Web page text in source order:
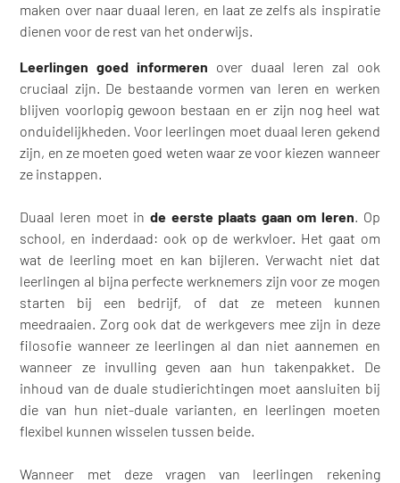
maken over naar duaal leren, en laat ze zelfs als inspiratie
dienen voor de rest van het onderwijs.
Leerlingen goed informeren over duaal leren zal ook
cruciaal zijn. De bestaande vormen van leren en werken
blijven voorlopig gewoon bestaan en er zijn nog heel wat
onduidelijkheden. Voor leerlingen moet duaal leren gekend
zijn, en ze moeten goed weten waar ze voor kiezen wanneer
ze instappen.
Duaal leren moet in de eerste plaats gaan om leren. Op
school, en inderdaad: ook op de werkvloer. Het gaat om
wat de leerling moet en kan bijleren. Verwacht niet dat
leerlingen al bijna perfecte werknemers zijn voor ze mogen
starten bij een bedrijf, of dat ze meteen kunnen
meedraaien. Zorg ook dat de werkgevers mee zijn in deze
filosofie wanneer ze leerlingen al dan niet aannemen en
wanneer ze invulling geven aan hun takenpakket. De
inhoud van de duale studierichtingen moet aansluiten bij
die van hun niet-duale varianten, en leerlingen moeten
flexibel kunnen wisselen tussen beide.
Wanneer met deze vragen van leerlingen rekening